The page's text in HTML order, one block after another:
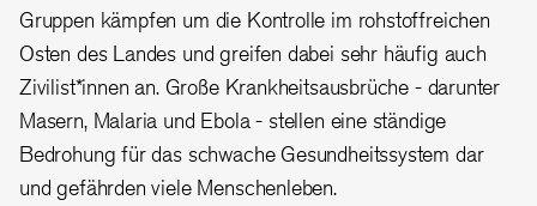
Gruppen kämpfen um die Kontrolle im rohstoffreichen
Osten des Landes und greifen dabei sehr häufig auch
Zivilist*innen an. Große Krankheitsausbrüche - darunter
Masern, Malaria und Ebola - stellen eine ständige
Bedrohung für das schwache Gesundheitssystem dar
und gefährden viele Menschenleben.